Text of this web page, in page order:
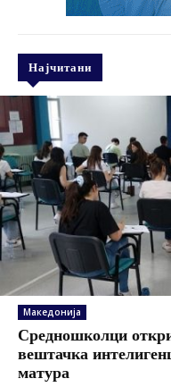
Најчитани
Македонија
Средношколци
вештачка
матура